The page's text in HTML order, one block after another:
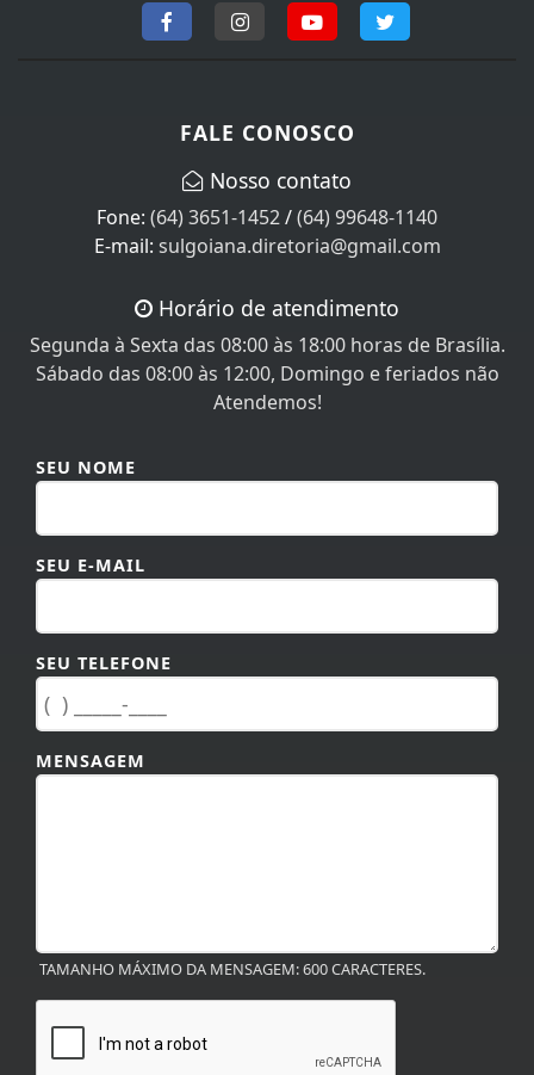
FALE CONOSCO
Nosso contato
Fone: (64) 3651-1452/(64) 99648-1140
E-mail: sulgoiana.diretoria@gmail.com
Horário de atendimento
Segunda à Sexta das 08:00 às 18:00 horas de Brasília.
Sábado das 08:00 às 12:00, Domingo e feriados não
Atendemos!
SEU NOME
SEU E-MAIL
SEU TELEFONE
MENSAGEM
TAMANHO MÁXIMO DA MENSAGEM: 600 CARACTERES.